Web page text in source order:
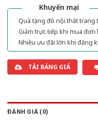
Khuyến mại
Quà tặng đồ nội thất trang
Giảm trực tiếp khi mua
Nhiều ưu đãi lớn khi đăng
TẢI BẢNG GIÁ
ĐÁNH GIÁ (0)